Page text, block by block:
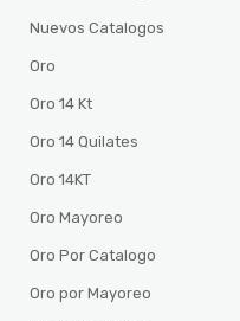
Nuevos Catalogos
Oro
Oro 14 Kt
Oro 14 Quilates
Oro 14KT
Oro Mayoreo
Oro Por Catalogo
Oro por Mayoreo